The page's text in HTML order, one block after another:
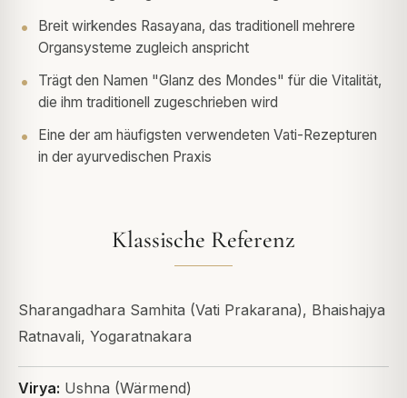
Breit wirkendes Rasayana, das traditionell mehrere
Organsysteme zugleich anspricht
Trägt den Namen "Glanz des Mondes" für die Vitalität,
die ihm traditionell zugeschrieben wird
Eine der am häufigsten verwendeten Vati-Rezepturen
in der ayurvedischen Praxis
Klassische Referenz
Sharangadhara Samhita (Vati Prakarana), Bhaishajya
Ratnavali, Yogaratnakara
Virya: Ushna (Wärmend)